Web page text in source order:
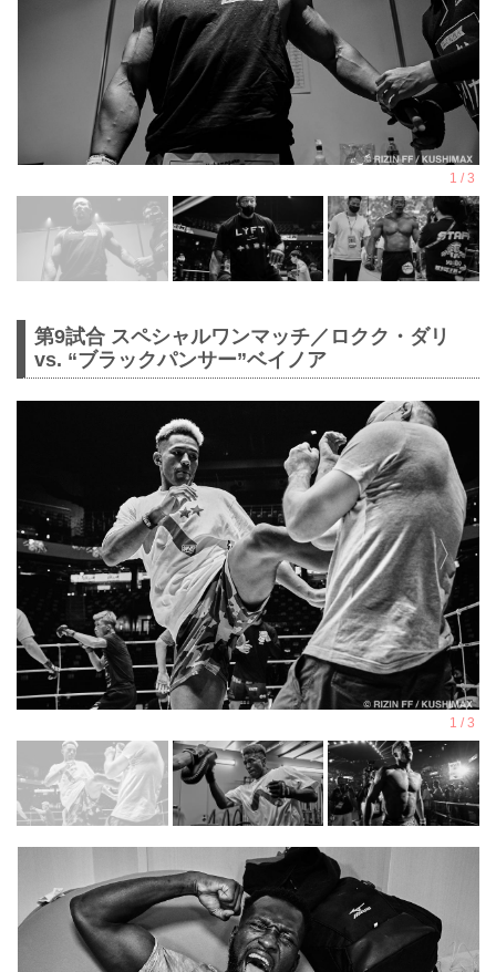
第9試合 スペシャルワンマッチ／ロクク・ダリ
vs. “ブラックパンサー”ベイノア